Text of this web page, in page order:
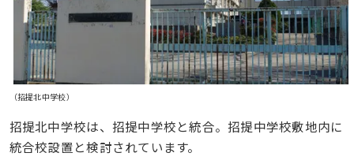
（招提北中学校）
招提北中学校は、招提中学校と統合。招提中学校敷地内に
統合校設置と検討されています。